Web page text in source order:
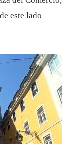
este lado